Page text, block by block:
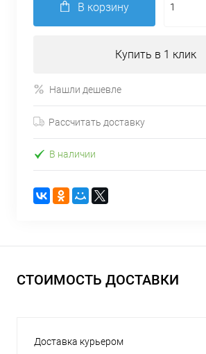
В корзину
Купить в 1 клик
Нашли дешевле
Рассчитать доставку
В наличии
СТОИМОСТЬ ДОСТАВКИ
Доставка курьером